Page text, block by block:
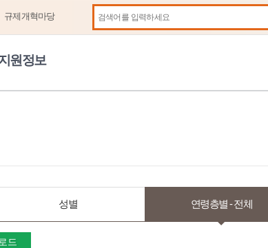
규제개혁마당
원정보
성별 연령층별 - 전체
드